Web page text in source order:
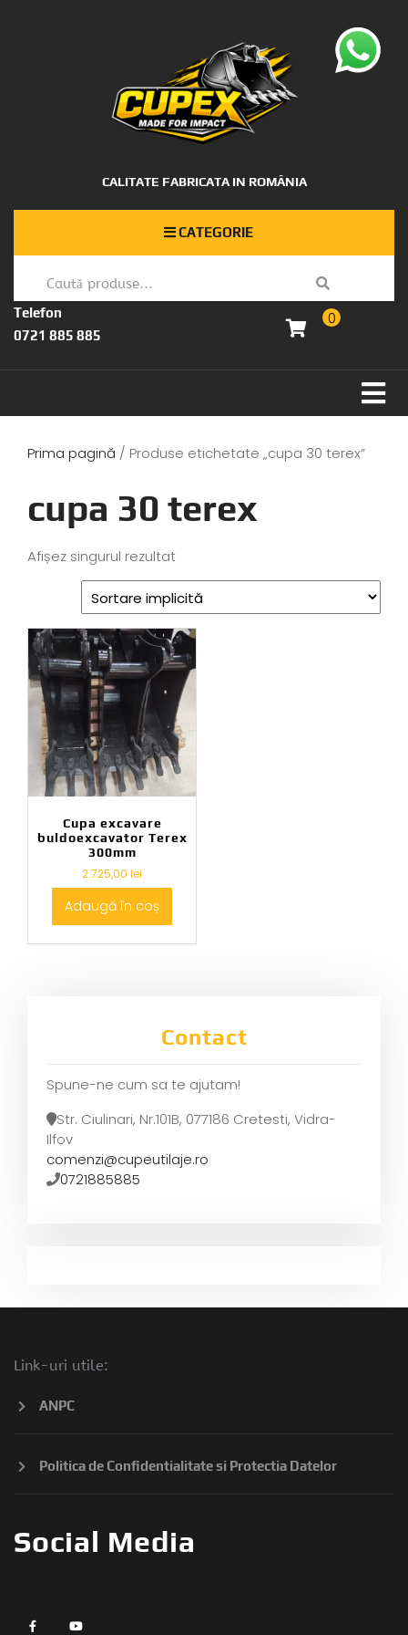
CALITATE FABRICATA IN ROMÂNIA
CATEGORIE
Telefon
0721 885 885
0
Prima pagină / Produse etichetate „cupa 30 terex”
cupa 30 terex
Afișez singurul rezultat
Cupa excavare
buldoexcavator Terex
300mm
2.725,00lei
Adaugă în coș
Contact
Spune-ne cum sa te ajutam!
Str. Ciulinari, Nr.101B, 077186 Cretesti, Vidra-
Ilfov
comenzi@cupeutilaje.ro
0721885885
Link-uri utile:
ANPC
Politica de Confidentialitate si Protectia Datelor
Social Media